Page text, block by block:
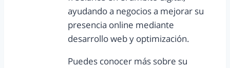
ayudando a negocios a mejorar su
presencia online mediante
desarrollo web y optimización.
Puedes conocer más sobre su